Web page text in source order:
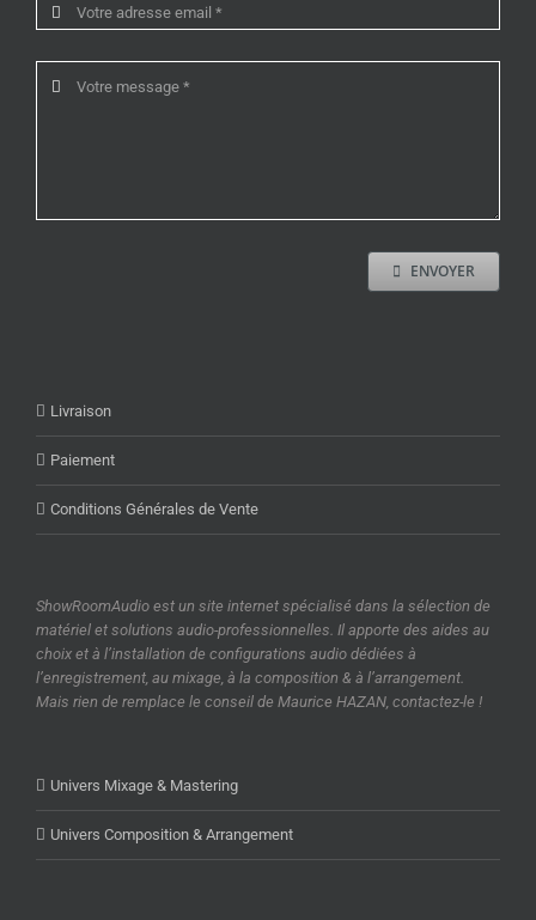
ENVOYER
Livraison
Paiement
Conditions Générales de Vente
ShowRoomAudio est un site internet spécialisé dans la sélection de
matériel et solutions audio-professionnelles. Il apporte des aides au
choix et à l’installation de configurations audio dédiées à
l’enregistrement, au mixage, à la composition & à l’arrangement.
Mais rien de remplace le conseil de Maurice HAZAN, contactez-le !
Univers Mixage & Mastering
Univers Composition & Arrangement